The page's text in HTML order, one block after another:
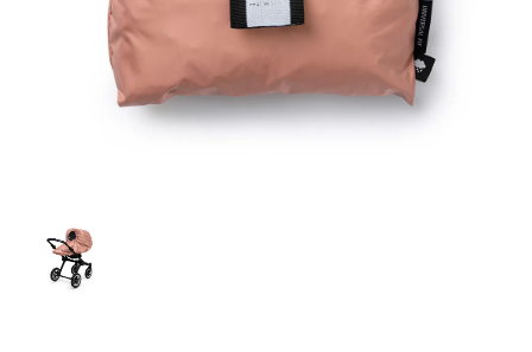
Kampanjer
Presenttips
Våra favoriter